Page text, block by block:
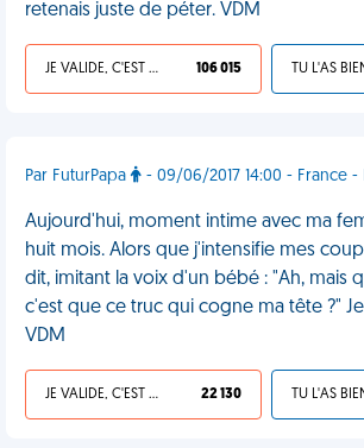
retenais juste de péter. VDM
JE VALIDE, C'EST UNE VDM 106 015
Par FuturPapa - 09/06/2017 14:00 - France -
Aujourd'hui, moment intime avec ma
huit mois. Alors que j'intensifie mes
dit, imitant la voix d'un bébé : "Ah, mais
c'est que ce truc qui cogne ma tête ?"
VDM
JE VALIDE, C'EST UNE VDM 22 130